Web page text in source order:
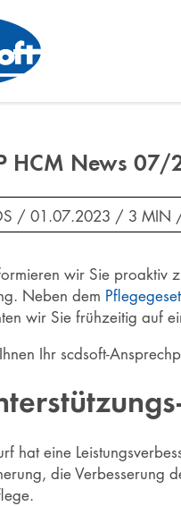
HCM News 07/
/ 01.07.2023 / 3 MIN
wir Sie proaktiv
Neben dem
wir Sie frühzeitig auf
Ihr scdsoft-
hat eine
die Verbesserung